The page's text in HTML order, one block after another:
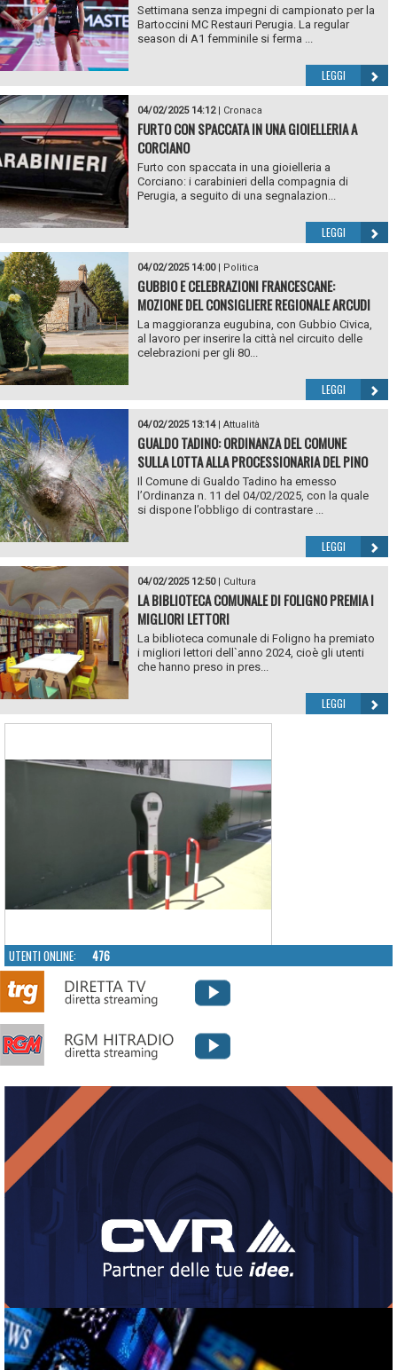
Settimana senza impegni di campionato per la
Bartoccini MC Restauri Perugia. La regular
season di A1 femminile si ferma ...
LEGGI
04/02/2025 14:12| Cronaca
FURTO CON SPACCATA IN UNA GIOIELLERIA A
CORCIANO
Furto con spaccata in una gioielleria a
Corciano: i carabinieri della compagnia di
Perugia, a seguito di una segnalazion...
LEGGI
04/02/2025 14:00| Politica
GUBBIO E CELEBRAZIONI FRANCESCANE:
MOZIONE DEL CONSIGLIERE REGIONALE ARCUDI
La maggioranza eugubina, con Gubbio Civica,
al lavoro per inserire la città nel circuito delle
celebrazioni per gli 80...
LEGGI
04/02/2025 13:14| Attualità
GUALDO TADINO: ORDINANZA DEL COMUNE
SULLA LOTTA ALLA PROCESSIONARIA DEL PINO
Il Comune di Gualdo Tadino ha emesso
l’Ordinanza n. 11 del 04/02/2025, con la quale
si dispone l’obbligo di contrastare ...
LEGGI
04/02/2025 12:50| Cultura
LA BIBLIOTECA COMUNALE DI FOLIGNO PREMIA I
MIGLIORI LETTORI
La biblioteca comunale di Foligno ha premiato
i migliori lettori dell`anno 2024, cioè gli utenti
che hanno preso in pres...
LEGGI
UTENTI ONLINE: 476